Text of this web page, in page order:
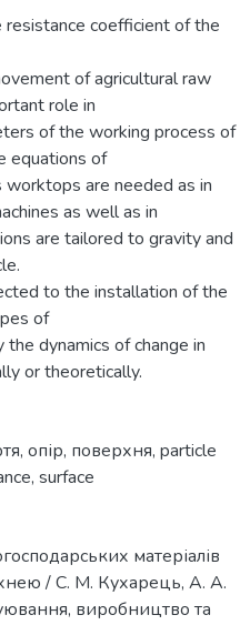
resistance coefficient of the
of agricultural raw
role in
of the working process of
equations of
are needed as in
as well as in
are tailored to gravity and
to the installation of the
of
dynamics of change in
or theoretically.
, опір, поверхня, particle
, surface
матеріалів
/ С. М. Кухарець, А. А.
виробництво та